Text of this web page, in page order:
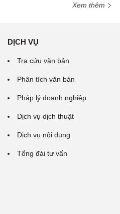
Xem thêm
DỊCH VỤ
Tra cứu văn bản
Phân tích văn bản
Pháp lý doanh nghiệp
Dịch vụ dịch thuật
Dịch vụ nội dung
Tổng đài tư vấn